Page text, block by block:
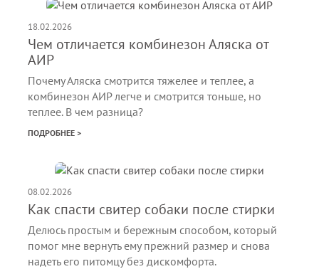
18.02.2026
Чем отличается комбинезон Аляска от
АИР
Почему Аляска смотрится тяжелее и теплее, а
комбинезон АИР легче и смотрится тоньше, но
теплее. В чем разница?
ПОДРОБНЕЕ >
08.02.2026
Как спасти свитер собаки после стирки
Делюсь простым и бережным способом, который
помог мне вернуть ему прежний размер и снова
надеть его питомцу без дискомфорта.